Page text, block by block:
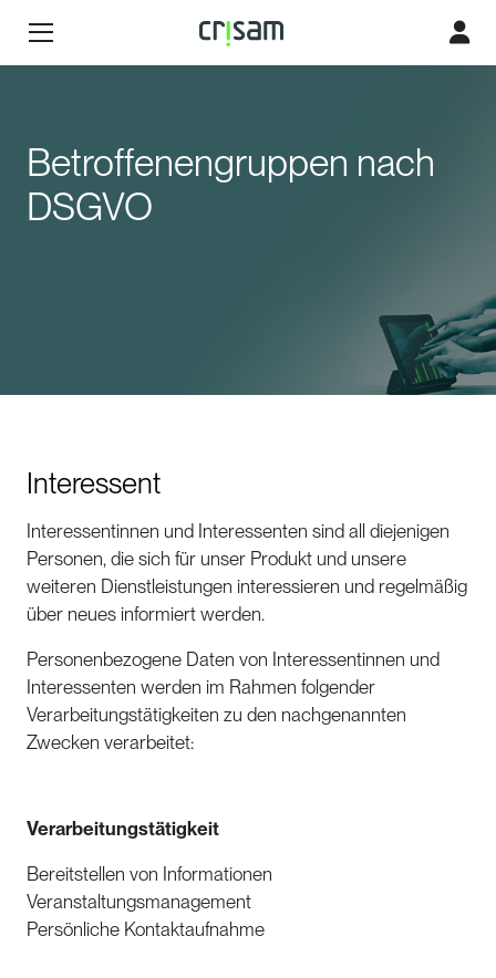
Betroffenengruppen nach
DSGVO
Interessent
Interessentinnen und Interessenten sind all diejenigen
Personen, die sich für unser Produkt und unsere
weiteren Dienstleistungen interessieren und regelmäßig
über neues informiert werden.
Personenbezogene Daten von Interessentinnen und
Interessenten werden im Rahmen folgender
Verarbeitungstätigkeiten zu den nachgenannten
Zwecken verarbeitet:
Verarbeitungstätigkeit
Bereitstellen von Informationen
Veranstaltungsmanagement
Persönliche Kontaktaufnahme